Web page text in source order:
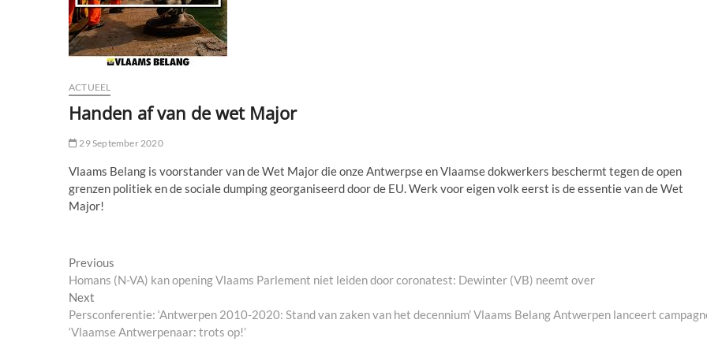
ACTUEEL
Handen af van de wet Major
29 September 2020
Vlaams Belang is voorstander van de Wet Major die onze Antwerpse en Vlaamse dokwerkers beschermt tegen de open
grenzen politiek en de sociale dumping georganiseerd door de EU. Werk voor eigen volk eerst is de essentie van de Wet
Major!
Post
navigation
Previous
post:
Homans (N-VA) kan opening Vlaams Parlement niet leiden door coronatest: Dewinter (VB) neemt over
Next
post:
Persconferentie: ‘Antwerpen 2010-2020: Stand van zaken van het decennium’ Vlaams Belang Antwerpen lanceert
‘Vlaamse Antwerpenaar: trots op!’